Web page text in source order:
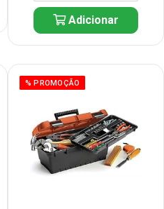
Adicionar
% PROMOÇÃO